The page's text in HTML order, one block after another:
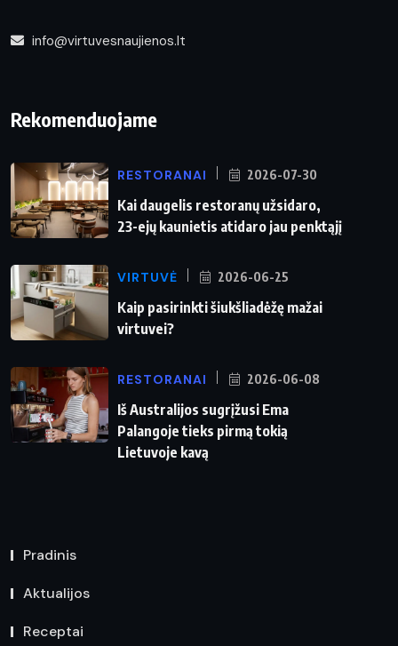
info@virtuvesnaujienos.lt
Rekomenduojame
RESTORANAI 2026-07-30
Kai daugelis restoranų užsidaro,
23-ejų kaunietis atidaro jau penktąjį
VIRTUVĖ 2026-06-25
Kaip pasirinkti šiukšliadėžę mažai
virtuvei?
RESTORANAI 2026-06-08
Iš Australijos sugrįžusi Ema
Palangoje tieks pirmą tokią
Lietuvoje kavą
Pradinis
Aktualijos
Receptai